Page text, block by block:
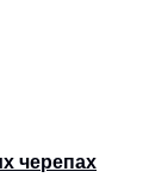
черепах